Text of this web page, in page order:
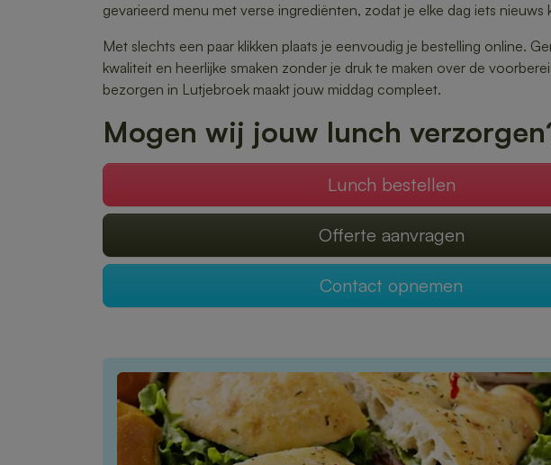
gevarieerd menu met verse ingrediënten, zodat je elke dag iets nieuws
Met slechts een paar klikken plaats je eenvoudig je bestelling online.
kwaliteit en heerlijke smaken zonder je druk te maken over de
bezorgen in Lutjebroek maakt jouw middag compleet.
Mogen wij jouw lunch
Lunch bestellen
Offerte aanvragen
Contact opnemen